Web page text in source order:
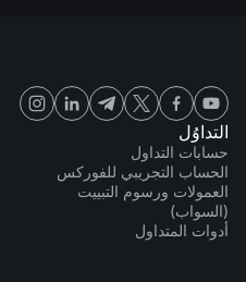
التداوُل
حسابات التداول
الحساب التجريبي للفوركس
العمولات ورسوم التبييت
(السواب)
أدوات المتداول